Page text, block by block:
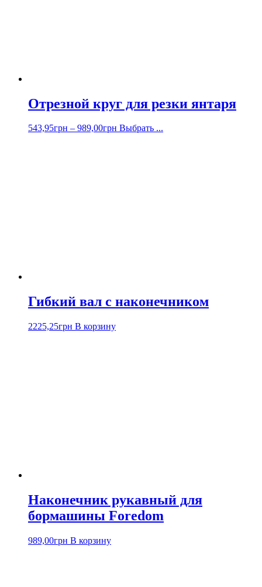
Отрезной круг для резки янтаря
543,95грн – 989,00грн Выбрать ...
Гибкий вал с наконечником
2225,25грн В корзину
Наконечник рукавный для
бормашины Foredom
989,00грн В корзину